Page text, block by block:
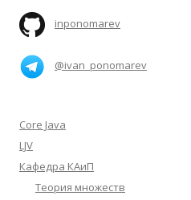
inponomarev
@ivan_ponomarev
Core Java
LJV
Кафедра КАиП
Теория множеств